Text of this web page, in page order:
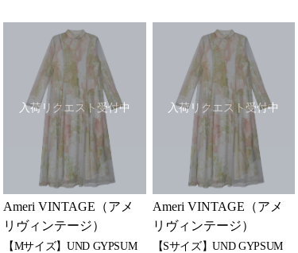
入荷リクエスト受付中
Ameri VINTAGE（アメ
リヴィンテージ）
【Mサイズ】UND GYPSUM
入荷リクエスト受付中
Ameri VINTAGE（アメ
リヴィンテージ）
【Sサイズ】UND GYPSUM